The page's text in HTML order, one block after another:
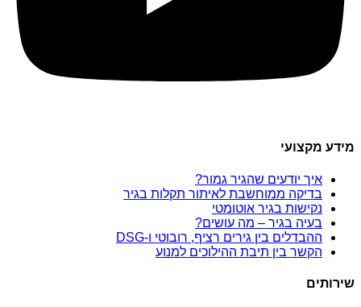
מידע מקצועי
איך יודעים שהגיר גמור?
בדיקה ממוחשבת לאיתור תקלות בגיר
נקישות בגיר אוטומטי
בעיה בגיר – מה עושים?
ההבדלים בין גירים רציף, רובוטי ו-DSG
הקשר בין תיבת ההילוכים למנוע
שירותים